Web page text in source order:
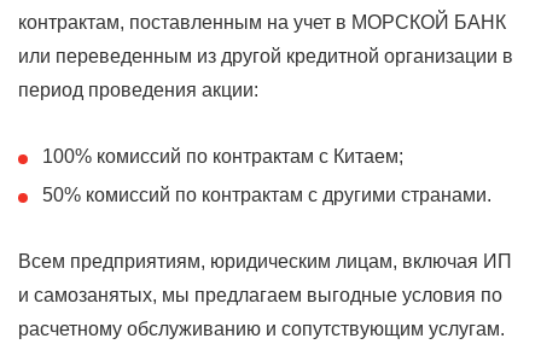
контрактам, поставленным на учет в МОРСКОЙ БАНК
или переведенным из другой кредитной организации в
период проведения акции:
100% комиссий по контрактам с Китаем;
50% комиссий по контрактам с другими странами.
Всем предприятиям, юридическим лицам, включая ИП
и самозанятых, мы предлагаем выгодные условия по
расчетному обслуживанию и сопутствующим услугам.